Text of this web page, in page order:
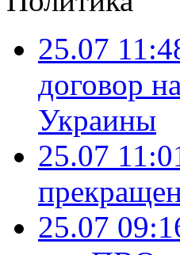
25.07
договор
Украины
25.07
25.07